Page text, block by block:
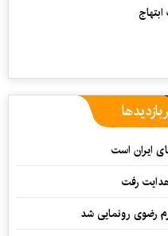
ایران است
رفت
رضوی رونمایی شد